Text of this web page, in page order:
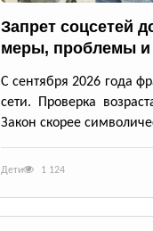
Запрет соцсетей
меры, проблемы и
С сентября 2026 года
сети. Проверка
Закон скорее
Дети 1 124